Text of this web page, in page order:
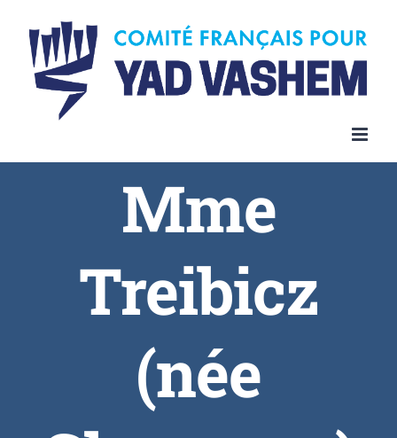
content
Mme
Treibicz
(née